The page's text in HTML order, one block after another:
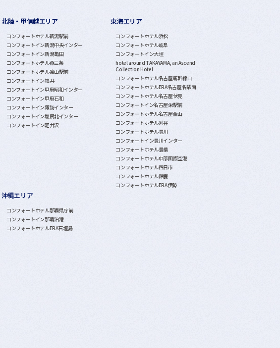
北陸・甲信越エリア
コンフォートホテル新潟駅前
コンフォートイン新潟中央インター
コンフォートイン新潟亀田
コンフォートホテル燕三条
コンフォートホテル富山駅前
コンフォートイン福井
コンフォートイン甲府昭和インター
コンフォートイン甲府石和
コンフォートイン諏訪インター
コンフォートイン塩尻北インター
コンフォートイン軽井沢
東海エリア
コンフォートホテル浜松
コンフォートホテル岐阜
コンフォートイン大垣
hotel around TAKAYAMA, an Ascend
Collection Hotel
コンフォートホテル名古屋新幹線口
コンフォートホテルERA名古屋名駅南
コンフォートホテル名古屋伏見
コンフォートイン名古屋栄駅前
コンフォートホテル名古屋金山
コンフォートホテル刈谷
コンフォートホテル豊川
コンフォートイン豊川インター
コンフォートホテル豊橋
コンフォートホテル中部国際空港
コンフォートホテル四日市
コンフォートホテル鈴鹿
コンフォートホテルERA伊勢
沖縄エリア
コンフォートホテル那覇県庁前
コンフォートイン那覇泊港
コンフォートホテルERA石垣島